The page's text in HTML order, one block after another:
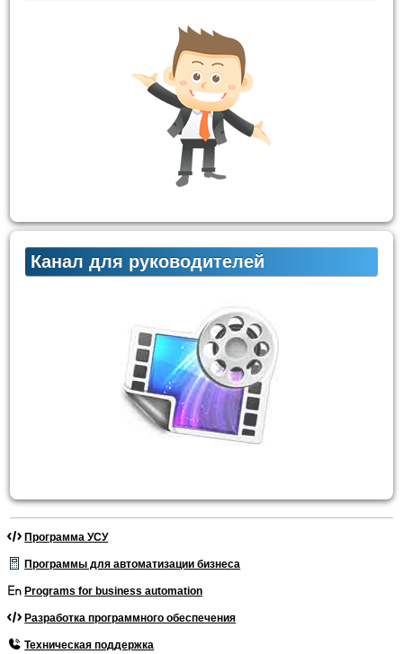
Канал для руководителей
Программа УСУ
Программы для автоматизации бизнеса
Programs for business automation
Разработка программного обеспечения
Техническая поддержка